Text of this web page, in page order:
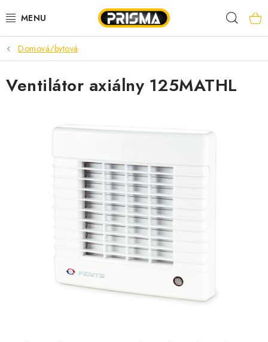
na
AKCIE
LED PÁSY
KÁBLE A VODIČE
SVORKY, ROZBOČOVAČE A OSTATNÉ
BATÉRIE A NABÍJAČKY
ELEKTRICKÉ VYKUROVANIE A VENTILÁCIA
Domová/bytová
Ventilátor axiálny 125MATHL